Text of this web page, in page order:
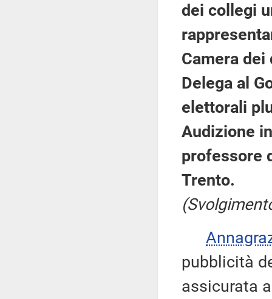
dei collegi
Camera
Delega al
elettorali
Audizione
professore
Trento.
pubblicità
assicurata